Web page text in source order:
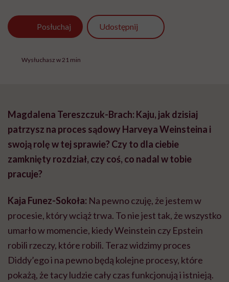
Posłuchaj Udostępnij
Wysłuchasz w 21 min
Magdalena Tereszczuk-Brach: Kaju, jak dzisiaj
patrzysz na proces sądowy Harveya Weinsteina i
swoją rolę w tej sprawie? Czy to dla ciebie
zamknięty rozdział, czy coś, co nadal w tobie
pracuje?
Kaja Funez-Sokoła: Na pewno czuję, że jestem w
procesie, który wciąż trwa. To nie jest tak, że wszystko
umarło w momencie, kiedy Weinstein czy Epstein
robili rzeczy, które robili. Teraz widzimy proces
Diddy’ego i na pewno będą kolejne procesy, które
pokażą, że tacy ludzie cały czas funkcjonują i istnieją.